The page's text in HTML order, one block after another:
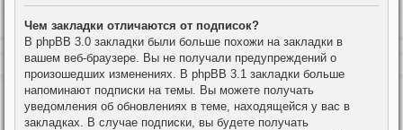
Чем закладки отличаются от подписок?
В phpBB 3.0 закладки были больше похожи на закладки в
вашем веб-браузере. Вы не получали предупреждений о
произошедших изменениях. В phpBB 3.1 закладки больше
напоминают подписки на темы. Вы можете получать
уведомления об обновлениях в теме, находящейся у вас в
закладках. В случае подписки, вы будете получать